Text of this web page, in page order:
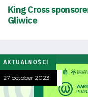
King Cross
Gliwice
AKTUALNOŚCI
27 october 2023